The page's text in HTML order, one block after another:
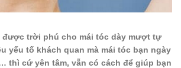
được trời phú cho mái tóc dày mượt tự
yếu tố khách quan mà mái tóc bạn ngày
thì cứ yên tâm, vẫn có cách để giúp bạn